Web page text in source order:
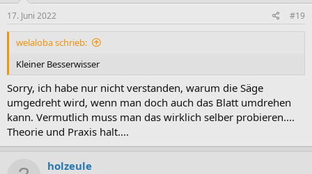
17. Juni 2022 #19
welaloba schrieb:
Kleiner Besserwisser
Sorry, ich habe nur nicht verstanden, warum die Säge
umgedreht wird, wenn man doch auch das Blatt umdrehen
kann. Vermutlich muss man das wirklich selber probieren....
Theorie und Praxis halt....
holzeule